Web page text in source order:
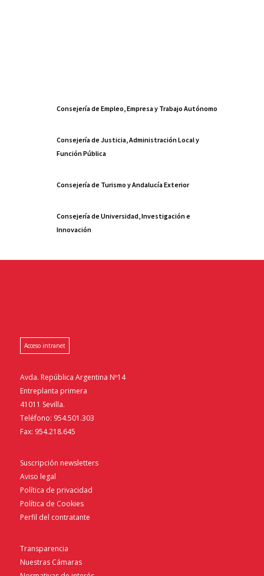
Consejería de Empleo, Empresa y Trabajo Autónomo
Consejería de Justicia, Administración Local y
Función Pública
Consejería de Turismo y Andalucía Exterior
Consejería de Universidad, Investigación e
Innovación
Acceso intranet
Avda. República Argentina Nº14
Entreplanta primera
41011 Sevilla.
Teléfono: 954.501.303
Fax: 954.218.645
Suscripción newsletters
Aviso legal
Política de privacidad
Política de Cookies
Perfil del contratante
Transparencia
Nuestras Cámaras